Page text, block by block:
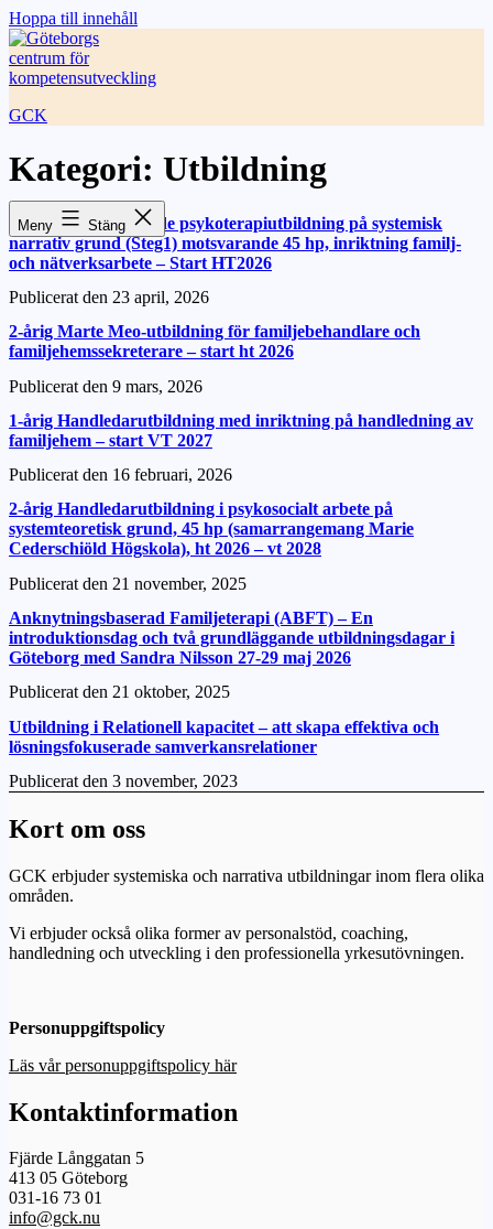
Hoppa till innehåll
GCK
Meny Stäng
Kategori: Utbildning
2-årig Grundläggande psykoterapiutbildning på systemisk
narrativ grund (Steg1) motsvarande 45 hp, inriktning familj-
och nätverksarbete – Start HT2026
Publicerat den 23 april, 2026
2-årig Marte Meo-utbildning för familjebehandlare och
familjehemssekreterare – start ht 2026
Publicerat den 9 mars, 2026
1-årig Handledarutbildning med inriktning på handledning av
familjehem – start VT 2027
Publicerat den 16 februari, 2026
2-årig Handledarutbildning i psykosocialt arbete på
systemteoretisk grund, 45 hp (samarrangemang Marie
Cederschiöld Högskola), ht 2026 – vt 2028
Publicerat den 21 november, 2025
Anknytningsbaserad Familjeterapi (ABFT) – En
introduktionsdag och två grundläggande utbildningsdagar i
Göteborg med Sandra Nilsson 27-29 maj 2026
Publicerat den 21 oktober, 2025
Utbildning i Relationell kapacitet – att skapa effektiva och
lösningsfokuserade samverkansrelationer
Publicerat den 3 november, 2023
Kort om oss
GCK erbjuder systemiska och narrativa utbildningar inom flera olika
områden.
Vi erbjuder också olika former av personalstöd, coaching,
handledning och utveckling i den professionella yrkesutövningen.
Personuppgiftspolicy
Läs vår personuppgiftspolicy här
Kontaktinformation
Fjärde Långgatan 5
413 05 Göteborg
031-16 73 01
info@gck.nu